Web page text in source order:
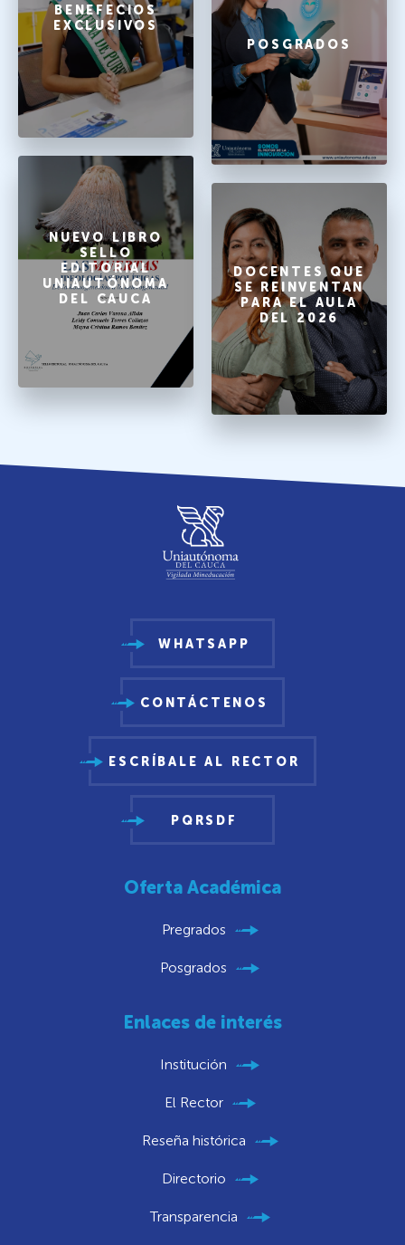
BENEFECIOS
EXCLUSIVOS
POSGRADOS
NUEVO LIBRO
SELLO
EDITORIAL
UNIAUTÓNOMA
DEL CAUCA
DOCENTES QUE
SE REINVENTAN
PARA EL AULA
DEL 2026
WHATSAPP
CONTÁCTENOS
ESCRÍBALE AL RECTOR
PQRSDF
Oferta Académica
Pregrados
Posgrados
Enlaces de interés
Institución
El Rector
Reseña histórica
Directorio
Transparencia